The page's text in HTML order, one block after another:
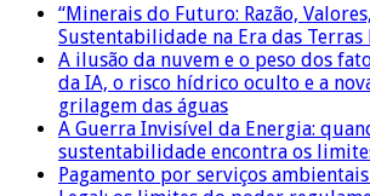
“Minerais do Futuro: Razão,
Sustentabilidade na Era das Terras
A ilusão da nuvem e o peso dos
da IA, o risco hídrico oculto e a
grilagem das águas
A Guerra Invisível da Energia:
sustentabilidade encontra os
Pagamento por serviços ambientais